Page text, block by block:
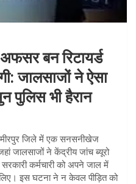
बन रिटायर्ड
जालसाजों ने ऐसा
पुलिस भी हैरान
जिले में एक सनसनीखेज
जालसाजों ने केंद्रीय जांच ब्यूरो
कर्मचारी को अपने जाल में
इस घटना ने न केवल पीड़ित को